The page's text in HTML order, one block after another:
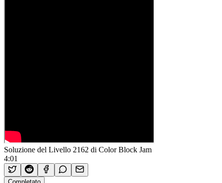
Soluzione del Livello 2162 di Color Block Jam
4:01